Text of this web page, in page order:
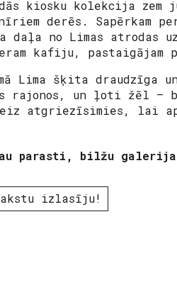
kiosku kolekcija
derēs. Sapērkam
daļa no Limas
kafiju,
Lima šķita
rajonos, un ļoti žēl –
atgriezīsimies, lai
parasti, bilžu
izlasīju!